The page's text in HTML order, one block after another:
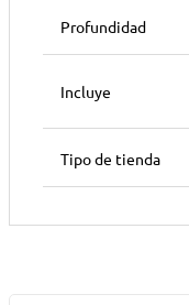
Profundidad
Incluye
Tipo de tienda